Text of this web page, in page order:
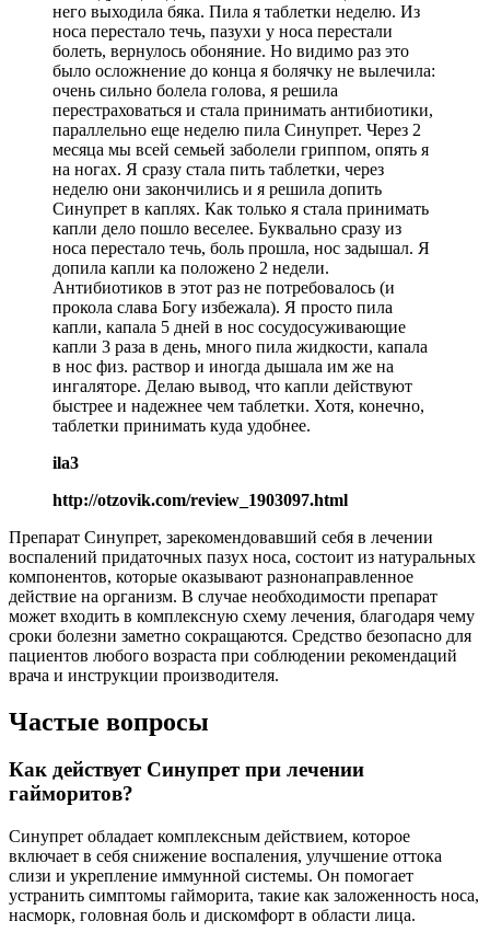
него выходила бяка. Пила я таблетки неделю. Из
носа перестало течь, пазухи у носа перестали
болеть, вернулось обоняние. Но видимо раз это
было осложнение до конца я болячку не вылечила:
очень сильно болела голова, я решила
перестраховаться и стала принимать антибиотики,
параллельно еще неделю пила Синупрет. Через 2
месяца мы всей семьей заболели гриппом, опять я
на ногах. Я сразу стала пить таблетки, через
неделю они закончились и я решила допить
Синупрет в каплях. Как только я стала принимать
капли дело пошло веселее. Буквально сразу из
носа перестало течь, боль прошла, нос задышал. Я
допила капли ка положено 2 недели.
Антибиотиков в этот раз не потребовалось (и
прокола слава Богу избежала). Я просто пила
капли, капала 5 дней в нос сосудосуживающие
капли 3 раза в день, много пила жидкости, капала
в нос физ. раствор и иногда дышала им же на
ингаляторе. Делаю вывод, что капли действуют
быстрее и надежнее чем таблетки. Хотя, конечно,
таблетки принимать куда удобнее.
ila3
http://otzovik.com/review_1903097.html
Препарат Синупрет, зарекомендовавший себя в лечении
воспалений придаточных пазух носа, состоит из натуральных
компонентов, которые оказывают разнонаправленное
действие на организм. В случае необходимости препарат
может входить в комплексную схему лечения, благодаря чему
сроки болезни заметно сокращаются. Средство безопасно для
пациентов любого возраста при соблюдении рекомендаций
врача и инструкции производителя.
Частые вопросы
Как действует Синупрет при лечении
гайморитов?
Синупрет обладает комплексным действием, которое
включает в себя снижение воспаления, улучшение оттока
слизи и укрепление иммунной системы. Он помогает
устранить симптомы гайморита, такие как заложенность носа,
насморк, головная боль и дискомфорт в области лица.